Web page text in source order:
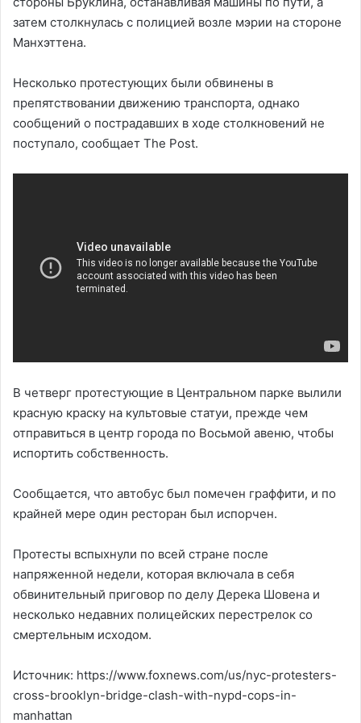
затем столкнулась с полицией возле мэрии на стороне
Манхэттена.
Несколько протестующих были обвинены в
препятствовании движению транспорта, однако
сообщений о пострадавших в ходе столкновений не
поступало, сообщает The Post.
В четверг протестующие в Центральном парке вылили
красную краску на культовые статуи, прежде чем
отправиться в центр города по Восьмой авеню, чтобы
испортить собственность.
Сообщается, что автобус был помечен граффити, и по
крайней мере один ресторан был испорчен.
Протесты вспыхнули по всей стране после
напряженной недели, которая включала в себя
обвинительный приговор по делу Дерека Шовена и
несколько недавних полицейских перестрелок со
смертельным исходом.
Источник: https://www.foxnews.com/us/nyc-protesters-
cross-brooklyn-bridge-clash-with-nypd-cops-in-
manhattan